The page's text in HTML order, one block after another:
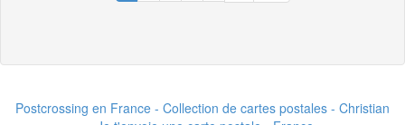
Postcrossing en France - Collection de cartes postales - Christian